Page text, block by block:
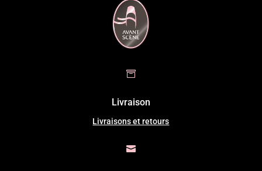

Livraison
Livraisons et retours
